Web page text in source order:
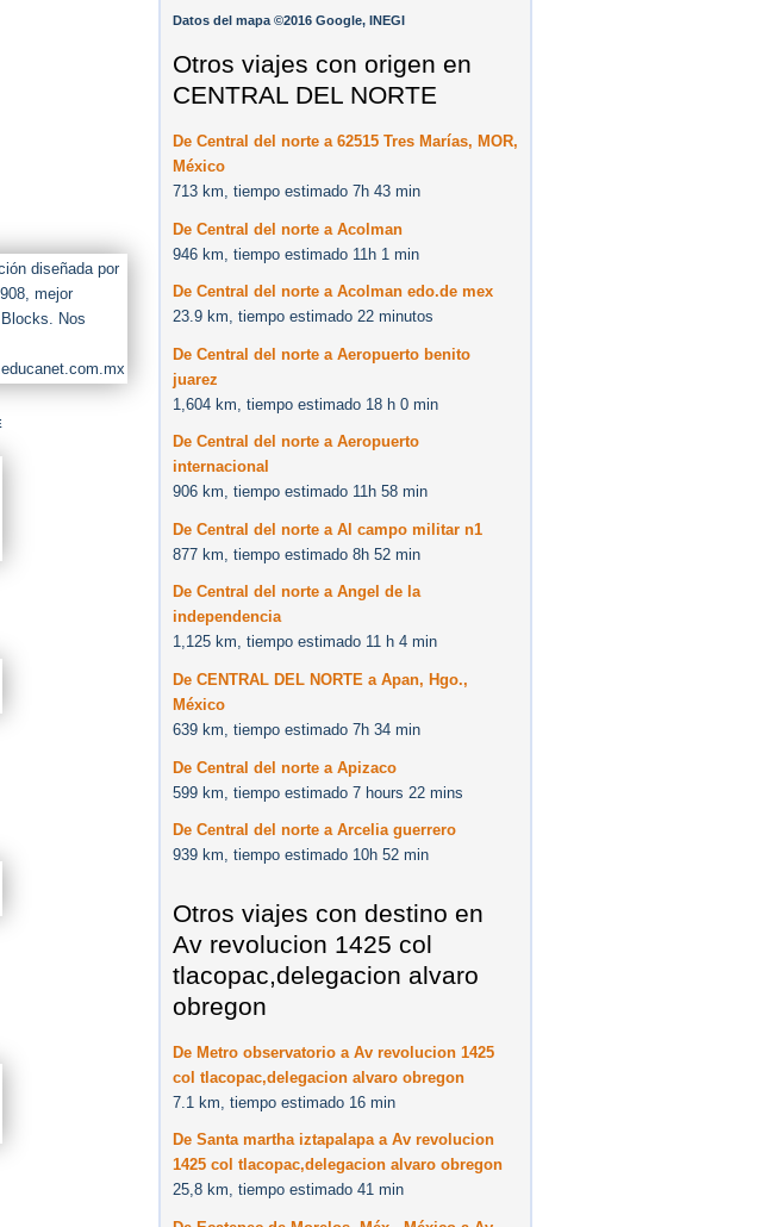
Datos del mapa ©2016 Google, INEGI
Otros viajes con origen en
CENTRAL DEL NORTE
De Central del norte a 62515 Tres Marías, MOR,
México
713 km, tiempo estimado 7h 43 min
De Central del norte a Acolman
946 km, tiempo estimado 11h 1 min
De Central del norte a Acolman edo.de mex
23.9 km, tiempo estimado 22 minutos
De Central del norte a Aeropuerto benito
juarez
1,604 km, tiempo estimado 18 h 0 min
De Central del norte a Aeropuerto
internacional
906 km, tiempo estimado 11h 58 min
De Central del norte a Al campo militar n1
877 km, tiempo estimado 8h 52 min
De Central del norte a Angel de la
independencia
1,125 km, tiempo estimado 11 h 4 min
De CENTRAL DEL NORTE a Apan, Hgo.,
México
639 km, tiempo estimado 7h 34 min
De Central del norte a Apizaco
599 km, tiempo estimado 7 hours 22 mins
De Central del norte a Arcelia guerrero
939 km, tiempo estimado 10h 52 min
Otros viajes con destino en
Av revolucion 1425 col
tlacopac,delegacion alvaro
obregon
De Metro observatorio a Av revolucion 1425
col tlacopac,delegacion alvaro obregon
7.1 km, tiempo estimado 16 min
De Santa martha iztapalapa a Av revolucion
1425 col tlacopac,delegacion alvaro obregon
25,8 km, tiempo estimado 41 min